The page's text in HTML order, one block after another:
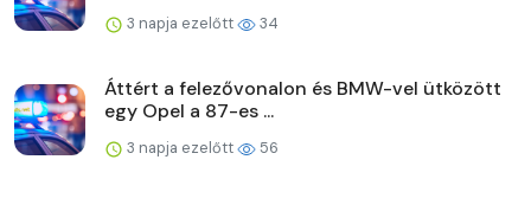
3 napja ezelőtt 34
Áttért a felezővonalon és BMW-vel ütközött
egy Opel a 87-es ...
3 napja ezelőtt 56